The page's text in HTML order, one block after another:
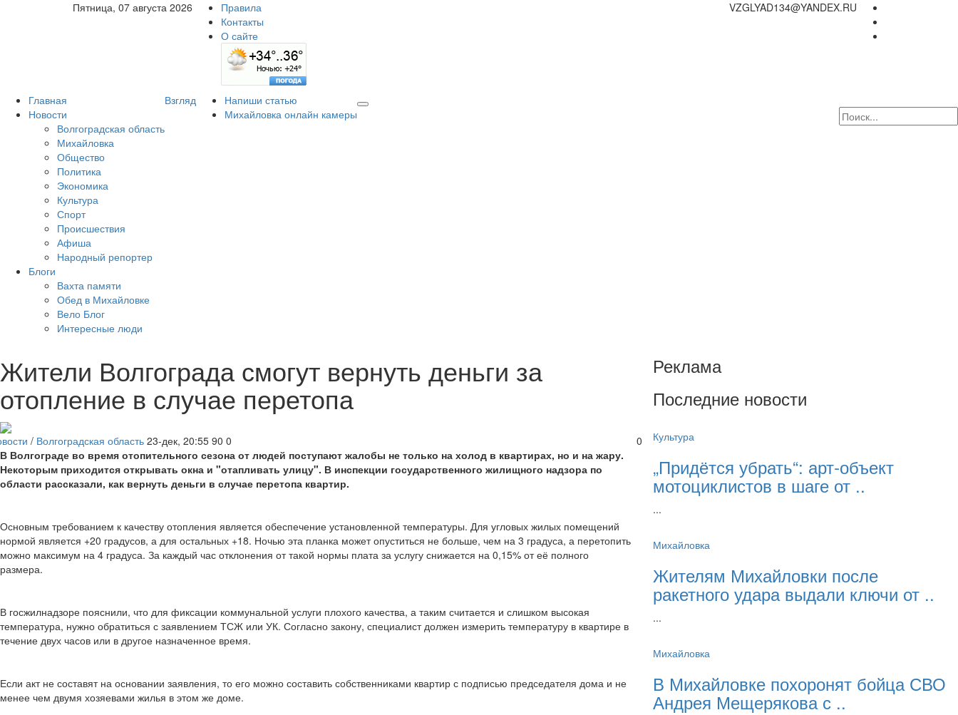
Пятница, 07 августа 2026
Правила
Контакты
О сайте
VZGLYAD134@YANDEX.RU
Главная
Новости
Волгоградская область
Михайловка
Общество
Политика
Экономика
Культура
Спорт
Происшествия
Афиша
Народный репортер
Блоги
Вахта памяти
Обед в Михайловке
Вело Блог
Интересные люди
Взгляд
Напиши статью
Михайловка онлайн камеры
Жители Волгограда смогут вернуть деньги за
отопление в случае перетопа
/ Волгоградская область 23-дек, 20:55 90 0
0
В Волгограде во время отопительного сезона от людей поступают жалобы не только на холод в квартирах, но и на жару.
Некоторым приходится открывать окна и "отапливать улицу". В инспекции государственного жилищного надзора по
области рассказали, как вернуть деньги в случае перетопа квартир.
Основным требованием к качеству отопления является обеспечение установленной температуры. Для угловых жилых помещений
нормой является +20 градусов, а для остальных +18. Ночью эта планка может опуститься не больше, чем на 3 градуса, а перетопить
можно максимум на 4 градуса. За каждый час отклонения от такой нормы плата за услугу снижается на 0,15% от её полного
размера.
В госжилнадзоре пояснили, что для фиксации коммунальной услуги плохого качества, а таким считается и слишком высокая
температура, нужно обратиться с заявлением ТСЖ или УК. Согласно закону, специалист должен измерить температуру в квартире в
течение двух часов или в другое назначенное время.
Если акт не составят на основании заявления, то его можно составить собственниками квартир с подписью председателя дома и не
менее чем двумя хозяевами жилья в этом же доме.
Реклама
Последние новости
Культура
„Придётся убрать“: арт‑объект
мотоциклистов в шаге от ..
...
Михайловка
Жителям Михайловки после
ракетного удара выдали ключи от ..
...
Михайловка
В Михайловке похоронят бойца СВО
Андрея Мещерякова с ..